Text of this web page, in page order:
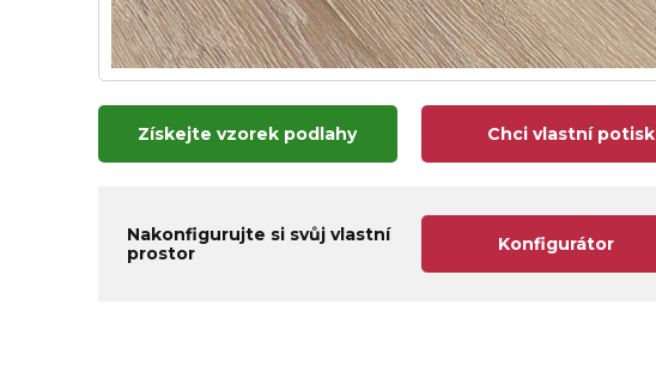
Získejte vzorek podlahy Chci vlastní potisk
Nakonfigurujte si svůj vlastní
prostor
Konfigurátor